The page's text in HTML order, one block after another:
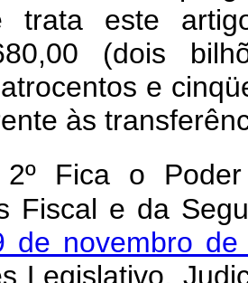
trata este
(dois
e
às
Fica o
Fiscal e da
de novembro de
Legislativo,